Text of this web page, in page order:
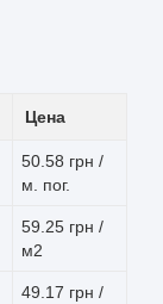
Цена
50.58 грн /
м. пог.
59.25 грн /
м2
49.17 грн /